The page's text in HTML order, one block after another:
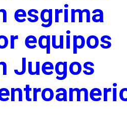
esgrima
equipos
Juegos